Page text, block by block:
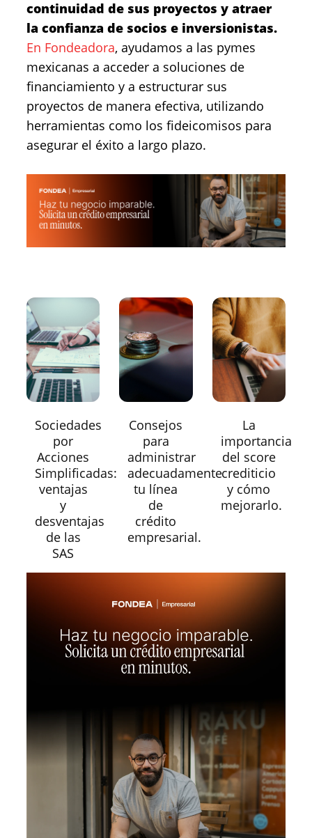
continuidad de sus proyectos y atraer
la confianza de socios e inversionistas.
En Fondeadora, ayudamos a las pymes
mexicanas a acceder a soluciones de
financiamiento y a estructurar sus
proyectos de manera efectiva, utilizando
herramientas como los fideicomisos para
asegurar el éxito a largo plazo.
Sociedades
por
Acciones
Simplificadas:
ventajas
y
desventajas
de las
SAS
Consejos
para
administrar
adecuadamente
tu línea
de
crédito
empresarial.
La
importancia
del score
crediticio
y cómo
mejorarlo.